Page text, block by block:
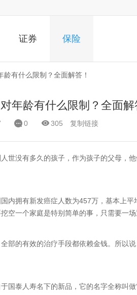
证券 保险
有什么限制？全面解答！
年龄有什么限制？全面解
0 305 复制链接
世没有多久的孩子，作为孩子的父母，
内拥有新发癌症人数为457万，基本上平
空一个家庭是特别简单的事，只需要一场
部的有效的治疗手段都依赖金钱。所以
国泰人寿名下的新品，它的名字全称叫